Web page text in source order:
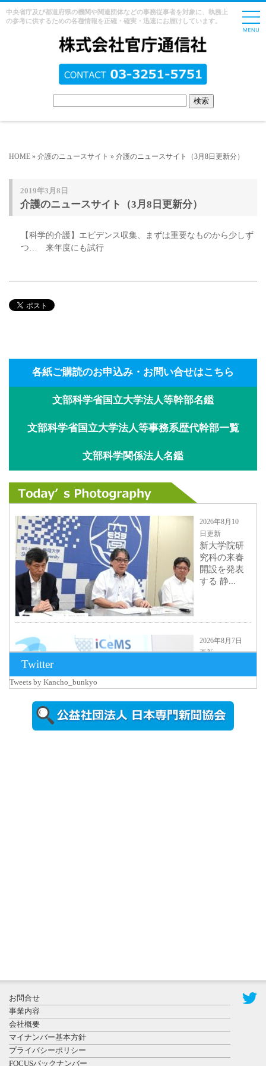
中央省庁及び都道府県の機関や関連団体などの事務従事者を対象に、執務上
の参考に供するための各種情報を正確・確実・迅速にお届けしています。
HOME » 介護のニュースサイト » 介護のニュースサイト（3月8日更新分）
2019年3月8日
介護のニュースサイト（3月8日更新分）
【科学的介護】エビデンス収集、まずは重要なものから少しず
つ… 来年度にも試行
各紙ご購読のお申込み・お問い合せはこちら
文部科学省国立大学法人等幹部名鑑
文部科学省国立大学法人等事務系歴代幹部一覧
文部科学関係法人名鑑
2026年8月10
日更新
新大学院研
究科の来春
開設を発表
する 静...
2026年8月7日
更新
iCeMS等を
視察した松
本文部科学
大...
秋田大に設
置されたフ
ォトスポッ
Twitter
Tweets by Kancho_bunkyo
お問合せ
事業内容
会社概要
マイナンバー基本方針
プライバシーポリシー
FOCUSバックナンバー